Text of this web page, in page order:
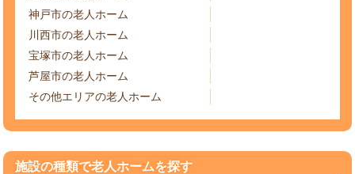
神戸市の老人ホーム
川西市の老人ホーム
宝塚市の老人ホーム
芦屋市の老人ホーム
その他エリアの老人ホーム
施設の種類で老人ホームを探す